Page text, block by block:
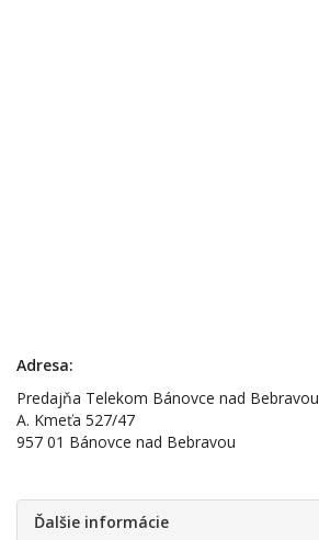
Adresa:
Predajňa Telekom Bánovce nad Bebravou
A. Kmeťa 527/47
957 01 Bánovce nad Bebravou
Ďalšie informácie